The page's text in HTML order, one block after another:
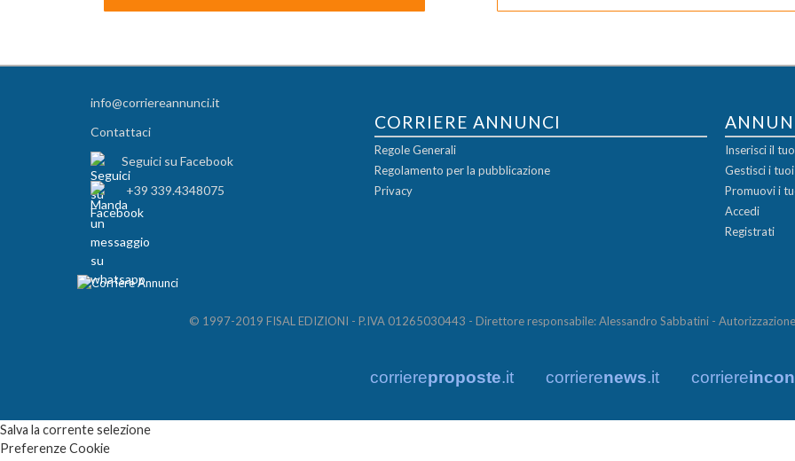
info@corriereannunci.it
Contattaci
Seguici su Facebook
+39 339.4348075
CORRIERE ANNUNCI
Regole Generali
Regolamento per la pubblicazione
Privacy
Inserisci il
Gestisci i
Promuovi i
Accedi
Registrati
© 1997-2019 FISAL EDIZIONI - P.IVA 01265030443 - Direttore responsabile: Alessandro Sabbatini -
corriereproposte.it corrierenews.it corriere
Salva la corrente selezione
Preferenze Cookie